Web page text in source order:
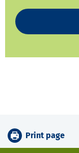
Print page